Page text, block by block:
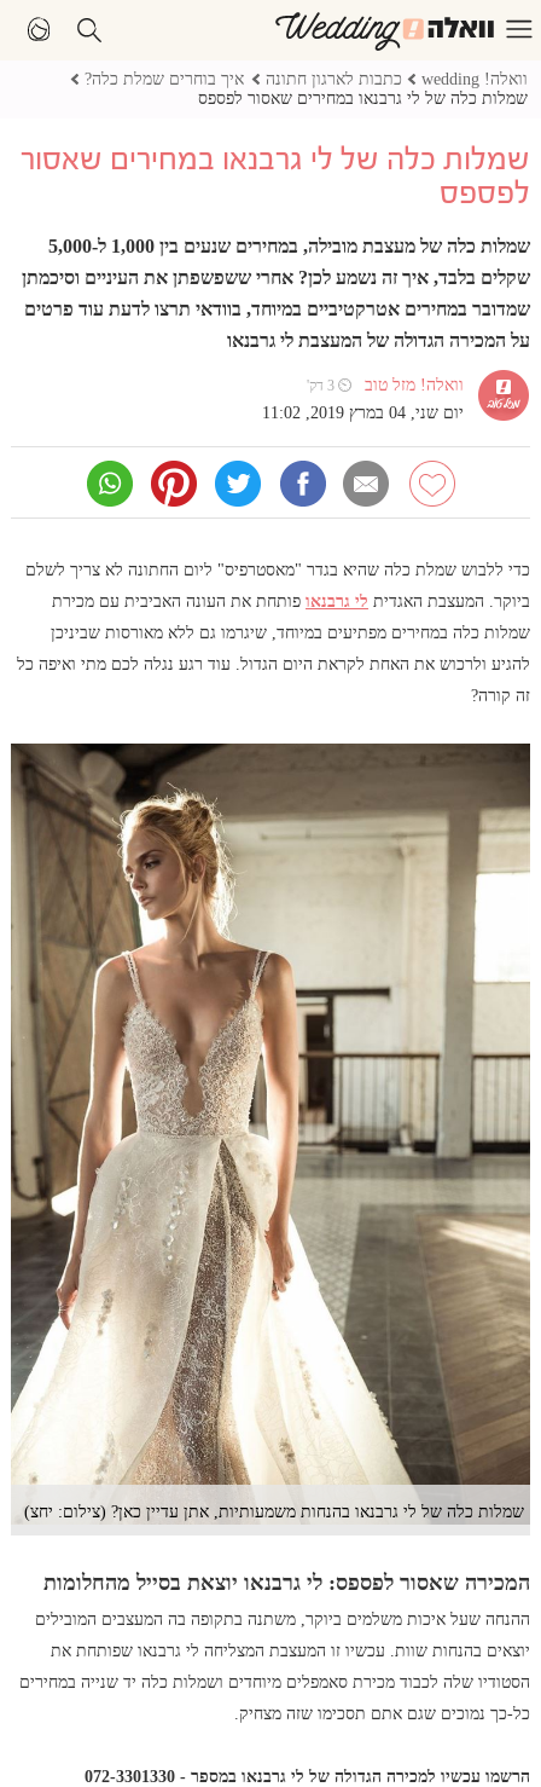
וואלה! wedding כתבות לארגון חתונה
איך בוחרים שמלת כלה?
שמלות כלה של לי גרבנאו במחירים שאסור לפספס
שמלות כלה של לי גרבנאו במחירים שאסור
לפספס
שמלות כלה של מעצבת מובילה, במחירים שנעים בין 1,000 ל-5,000
שקלים בלבד, איך זה נשמע לכן? אחרי ששפשפתן את העיניים וסיכמתן
שמדובר במחירים אטרקטיביים במיוחד, בוודאי תרצו לדעת עוד פרטים
על המכירה הגדולה של המעצבת לי גרבנאו
וואלה! מזל טוב ⏲ 3 דק'
יום שני, 04 במרץ 2019, 11:02
כדי ללבוש שמלת כלה שהיא בגדר "מאסטרפיס" ליום החתונה לא צריך לשלם
ביוקר. המעצבת האגדית לי גרבנאו פותחת את העונה האביבית עם מכירת
שמלות כלה במחירים מפתיעים במיוחד, שיגרמו גם ללא מאורסות שביניכן
להגיע ולרכוש את האחת לקראת היום הגדול. עוד רגע נגלה לכם מתי ואיפה כל
זה קורה?
שמלות כלה של לי גרבנאו בהנחות משמעותיות, אתן עדיין כאן? (צילום: יחצ)
המכירה שאסור לפספס: לי גרבנאו יוצאת בסייל מהחלומות
ההנחה שעל איכות משלמים ביוקר, משתנה בתקופה בה המעצבים המובילים
יוצאים בהנחות שוות. עכשיו זו המעצבת המצליחה לי גרבנאו שפותחת את
הסטודיו שלה לכבוד מכירת סאמפלים מיוחדים ושמלות כלה יד שנייה במחירים
כל-כך נמוכים שגם אתם תסכימו שזה מצחיק.
הרשמו עכשיו למכירה הגדולה של לי גרבנאו במספר - 072-3301330